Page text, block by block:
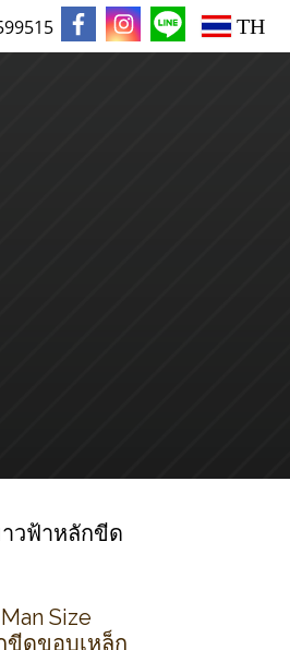
TH
าวฟ้าหลักขีด
Size
ขีดขอบเหล็ก